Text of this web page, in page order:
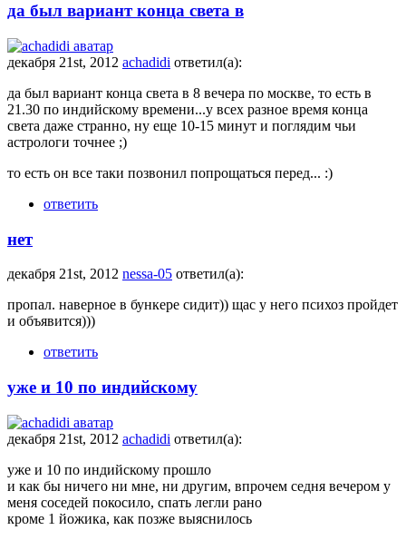
да был вариант конца света в
декабря 21st, 2012 achadidi ответил(а):
да был вариант конца света в 8 вечера по москве, то есть в
21.30 по индийскому времени...у всех разное время конца
света даже странно, ну еще 10-15 минут и поглядим чьи
астрологи точнее ;)
то есть он все таки позвонил попрощаться перед... :)
ответить
нет
декабря 21st, 2012 nessa-05 ответил(а):
пропал. наверное в бункере сидит)) щас у него психоз пройдет
и объявится)))
ответить
уже и 10 по индийскому
декабря 21st, 2012 achadidi ответил(а):
уже и 10 по индийскому прошло
и как бы ничего ни мне, ни другим, впрочем седня вечером у
меня соседей покосило, спать легли рано
кроме 1 йожика, как позже выяснилось